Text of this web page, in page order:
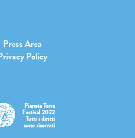
Press Area
Policy
Pianeta Terra
Festival 2022
Tutti i diritti
sono riservati